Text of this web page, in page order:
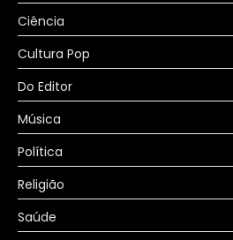
Ciência
Cultura Pop
Do Editor
Música
Política
Religião
Saúde